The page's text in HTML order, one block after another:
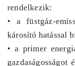
rendelkezik:
• a füstgáz-
károsító hatással
• a primer